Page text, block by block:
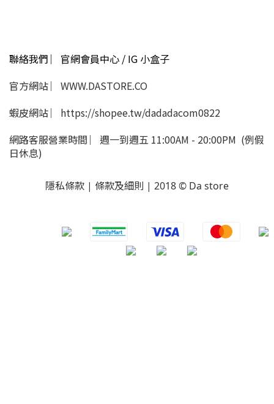
聯絡我們 ︳官網會員中心 / IG 小盒子
官方網站 ︳WWW.DASTORE.CO
蝦皮網站 ︳https://shopee.tw/dadadacom0822
網路客服營業時間 ︳週一到週五 11:00AM - 20:00PM (例假
日休息)
隱私條款 | 條款及細則 | 2018 © Da store